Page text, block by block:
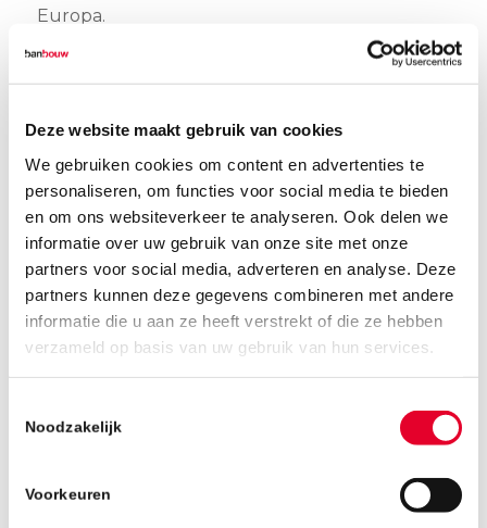
Deze website maakt gebruik van cookies
We gebruiken cookies om content en advertenties te
personaliseren, om functies voor social media te bieden
en om ons websiteverkeer te analyseren. Ook delen we
informatie over uw gebruik van onze site met onze
partners voor social media, adverteren en analyse. Deze
partners kunnen deze gegevens combineren met andere
informatie die u aan ze heeft verstrekt of die ze hebben
verzameld op basis van uw gebruik van hun services.
Noodzakelijk
Voorkeuren
Europa.
De woningen ”ademen” en zijn gezonder voor
geveldelen en flexibele indeling maken de
woningen daardoor toekomstbestendig. Ook